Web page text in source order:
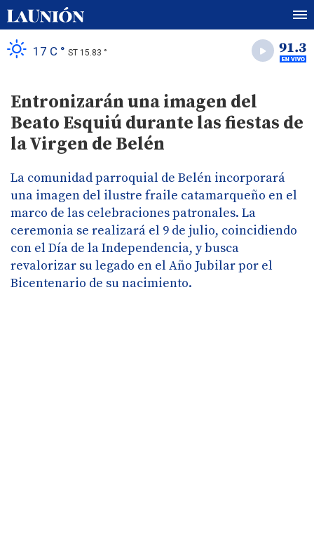
17 C ° ST 15.83 °
Entronizarán una imagen del
Beato Esquiú durante las fiestas de
la Virgen de Belén
La comunidad parroquial de Belén incorporará
una imagen del ilustre fraile catamarqueño en el
marco de las celebraciones patronales. La
ceremonia se realizará el 9 de julio, coincidiendo
con el Día de la Independencia, y busca
revalorizar su legado en el Año Jubilar por el
Bicentenario de su nacimiento.